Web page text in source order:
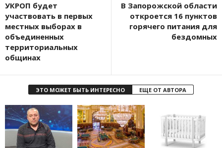
УКРОП будет
участвовать в первых
местных выборах в
объединенных
территориальных
общинах
В Запорожской области
откроется 16 пунктов
горячего питания для
бездомных
ЭТО МОЖЕТ БЫТЬ ИНТЕРЕСНО ЕЩЕ ОТ АВТОРА